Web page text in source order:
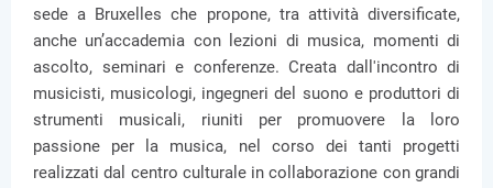
sede a Bruxelles che propone, tra attività diversificate,
anche un’accademia con lezioni di musica, momenti di
ascolto, seminari e conferenze. Creata dall'incontro di
musicisti, musicologi, ingegneri del suono e produttori di
strumenti musicali, riuniti per promuovere la loro
passione per la musica, nel corso dei tanti progetti
realizzati dal centro culturale in collaborazione con grandi